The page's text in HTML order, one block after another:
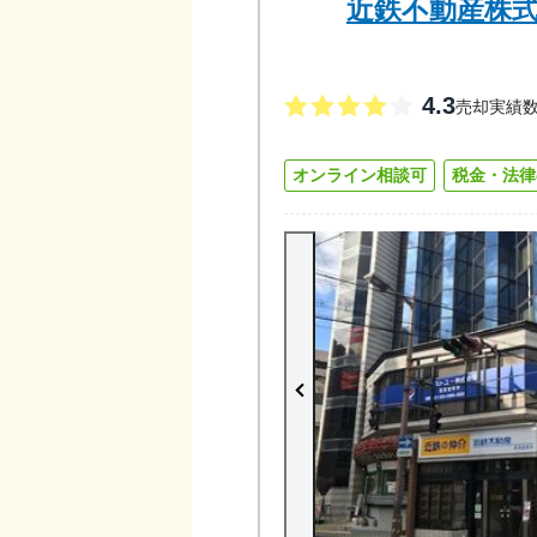
近鉄不動産株
4.3売却実績
オンライン相談可 税金・法